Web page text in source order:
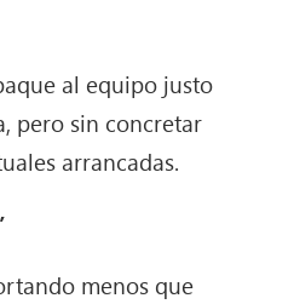
al equipo justo
pero sin concretar
arrancadas.
menos que